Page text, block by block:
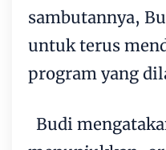
sambutannya,
untuk terus
program yang
Budi